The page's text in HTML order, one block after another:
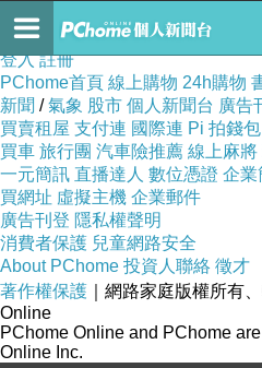
登入 註冊
PChome首頁 線上購物 24h購物
新聞 /氣象 股市 個人新聞台 廣告
買賣租屋 支付連 國際連 Pi 拍錢包
買車 旅行團 汽車險推薦 線上麻將
一元簡訊 直播達人 數位憑證 企業
買網址 虛擬主機 企業郵件
廣告刊登 隱私權聲明
消費者保護 兒童網路安全
About PChome 投資人聯絡 徵才
著作權保護 ｜網路家庭版權所有
Online
PChome Online and PChome
Online Inc.